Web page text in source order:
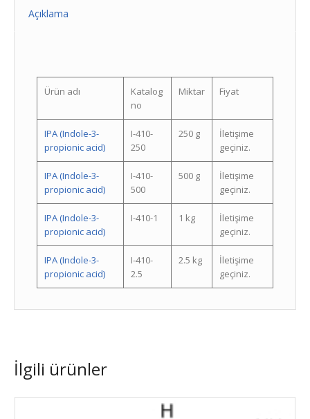
Açıklama
Ürün adı
Katalog
no
Miktar Fiyat
IPA (Indole-3-
propionic acid)
I-410-
250
250 g
İletişime
geçiniz.
IPA (Indole-3-
propionic acid)
I-410-
500
500 g
İletişime
geçiniz.
IPA (Indole-3-
propionic acid)
I-410-1 1 kg
İletişime
geçiniz.
IPA (Indole-3-
propionic acid)
I-410-
2.5
2.5 kg
İletişime
geçiniz.
İlgili ürünler